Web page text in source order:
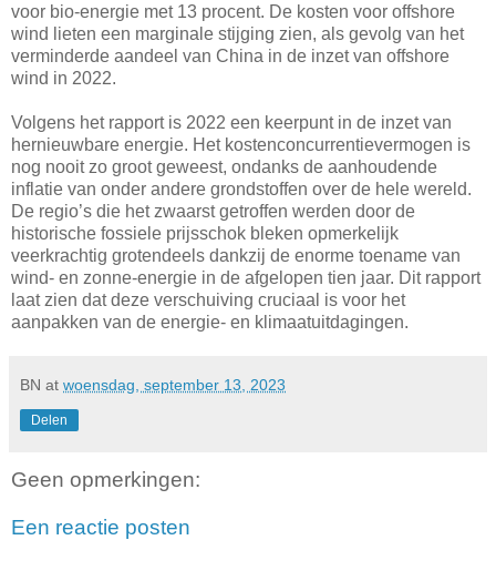
voor bio-energie met 13 procent. De kosten voor offshore
wind lieten een marginale stijging zien, als gevolg van het
verminderde aandeel van China in de inzet van offshore
wind in 2022.
Volgens het rapport is 2022 een keerpunt in de inzet van
hernieuwbare energie. Het kostenconcurrentievermogen is
nog nooit zo groot geweest, ondanks de aanhoudende
inflatie van onder andere grondstoffen over de hele wereld.
De regio’s die het zwaarst getroffen werden door de
historische fossiele prijsschok bleken opmerkelijk
veerkrachtig grotendeels dankzij de enorme toename van
wind- en zonne-energie in de afgelopen tien jaar. Dit rapport
laat zien dat deze verschuiving cruciaal is voor het
aanpakken van de energie- en klimaatuitdagingen.
BN at woensdag, september 13, 2023
Delen
Geen opmerkingen:
Een reactie posten